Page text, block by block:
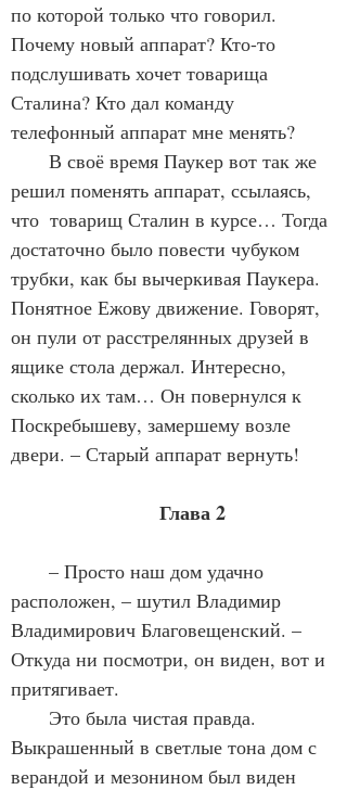
по которой только что говорил.
Почему новый аппарат? Кто-то
подслушивать хочет товарища
Сталина? Кто дал команду
телефонный аппарат мне менять?
решил поменять аппарат, ссылаясь,
что  товарищ Сталин в курсе… Тогда
достаточно было повести чубуком
трубки, как бы вычеркивая Паукера.
Понятное Ежову движение. Говорят,
он пули от расстрелянных друзей в
ящике стола держал. Интересно,
сколько их там… Он повернулся к
Поскребышеву, замершему возле
двери. – Старый аппарат вернуть!
Глава 2
– Просто наш дом удачно
расположен, – шутил Владимир
Владимирович Благовещенский. –
Откуда ни посмотри, он виден, вот и
притягивает.
Выкрашенный в светлые тона дом с
верандой и мезонином был виден